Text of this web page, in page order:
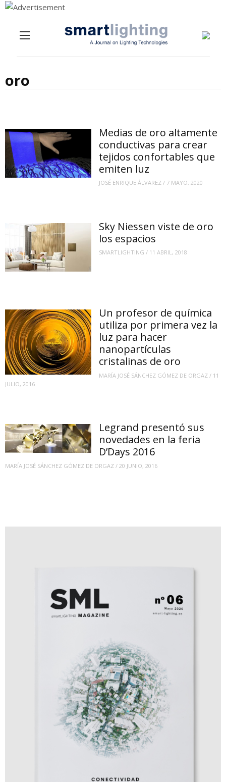
oro
Medias de oro altamente
conductivas para crear
tejidos confortables que
emiten luz
JOSÉ ENRIQUE ÁLVAREZ / 7 MAYO, 2020
Sky Niessen viste de oro
los espacios
SMARTLIGHTING / 11 ABRIL, 2018
Un profesor de química
utiliza por primera vez la
luz para hacer
nanopartículas
cristalinas de oro
MARÍA JOSÉ SÁNCHEZ GÓMEZ DE ORGAZ / 11
JULIO, 2016
Legrand presentó sus
novedades en la feria
D’Days 2016
MARÍA JOSÉ SÁNCHEZ GÓMEZ DE ORGAZ / 20 JUNIO, 2016